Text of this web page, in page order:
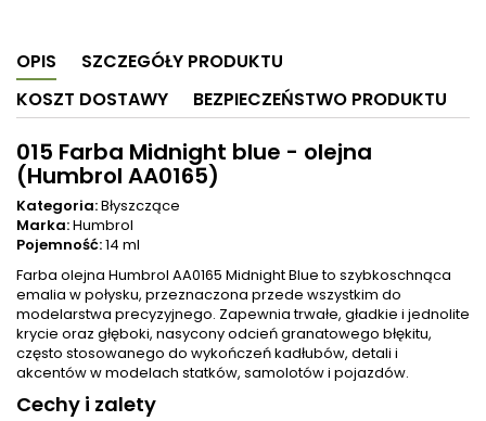
OPIS
SZCZEGÓŁY PRODUKTU
KOSZT DOSTAWY
BEZPIECZEŃSTWO PRODUKTU
015 Farba Midnight blue - olejna
(Humbrol AA0165)
Kategoria:Błyszczące
Marka:Humbrol
Pojemność:14 ml
Farba olejna Humbrol AA0165 Midnight Blue to szybkoschnąca
emalia w połysku, przeznaczona przede wszystkim do
modelarstwa precyzyjnego. Zapewnia trwałe, gładkie i jednolite
krycie oraz głęboki, nasycony odcień granatowego błękitu,
często stosowanego do wykończeń kadłubów, detali i
akcentów w modelach statków, samolotów i pojazdów.
Cechy i zalety